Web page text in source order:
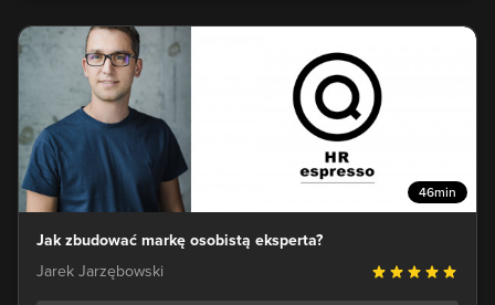
46min
Jak zbudować markę osobistą eksperta?
Jarek Jarzębowski